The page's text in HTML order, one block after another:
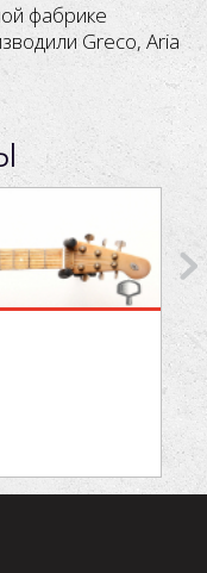
фабрике
Greco, Aria